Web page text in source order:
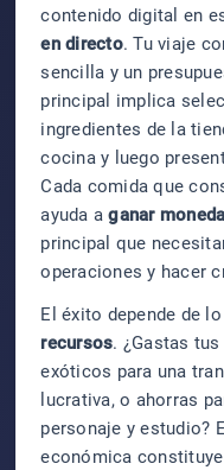
contenido digital en
en directo. Tu viaje
sencilla y un
principal implica
ingredientes de la
cocina y luego
Cada comida que
ayuda aganar
principal que
operaciones y hacer
El éxito depende de
recursos. ¿Gastas
exóticos para una
lucrativa, o ahorras
personaje y estudio?
económica